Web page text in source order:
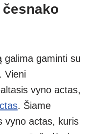
galima gaminti su
Vieni
vyno actas,
. Šiame
vyno actas, kuris